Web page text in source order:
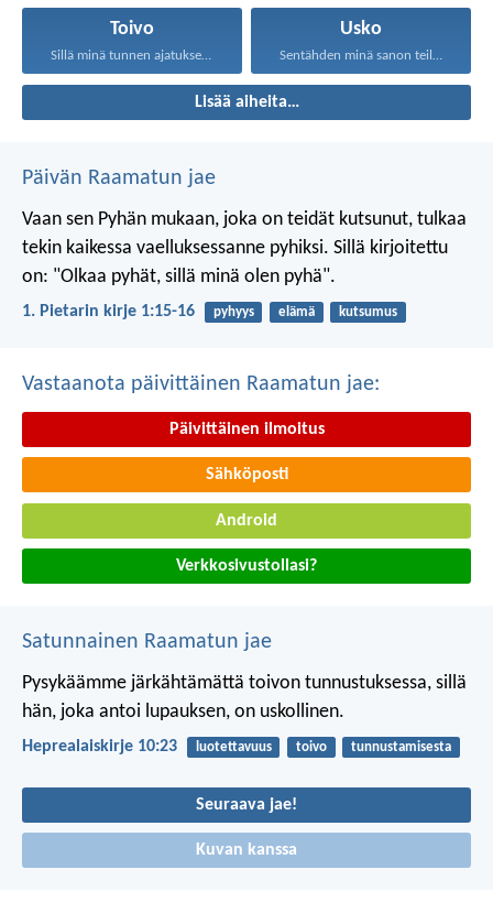
Toivo
Sillä minä tunnen ajatukseni...
Usko
Sentähden minä sanon teille...
Lisää aiheita…
Päivän Raamatun jae
Vaan sen Pyhän mukaan, joka on teidät kutsunut, tulkaa
tekin kaikessa vaelluksessanne pyhiksi. Sillä kirjoitettu
on: "Olkaa pyhät, sillä minä olen pyhä".
1. Pietarin kirje 1:15-16 pyhyys elämä kutsumus
Vastaanota päivittäinen Raamatun jae:
Päivittäinen ilmoitus
Sähköposti
Android
Verkkosivustollasi?
Satunnainen Raamatun jae
Pysykäämme järkähtämättä toivon tunnustuksessa, sillä
hän, joka antoi lupauksen, on uskollinen.
Heprealaiskirje 10:23 luotettavuus toivo tunnustamisesta
Seuraava jae!
Kuvan kanssa